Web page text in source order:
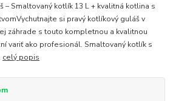
– Smaltovaný kotlík 13 L + kvalitná kotlina s
si pravý kotlíkový guláš v
záhrade s touto kompletnou a kvalitnou
variť ako profesionál. Smaltovaný kotlík s
celý popis